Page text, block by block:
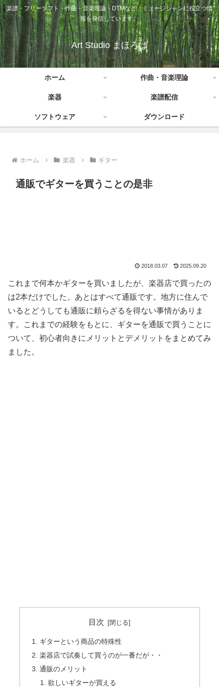
楽譜・フリーソフト・作曲・音楽理論・DTMなど、ミュージシャンに役立つ情
報を発信しています。
Art Studio まほろば
ホーム 作曲・音楽理論
楽器 楽譜配信
ソフトウェア ダウンロード
ホーム 楽器 ギター
通販でギターを買うことの是非
2018.03.07 2025.09.20
これまで何本かギターを買いましたが、楽器店で買ったの
は2本だけでした。あとはすべて通販です。地方に住んで
いるとどうしても通販に頼らざるを得ない事情がありま
す。これまでの経験をもとに、ギターを通販で買うことに
ついて、初心者向きにメリットとデメリットをまとめてみ
ました。
目次
ギターという商品の特殊性
楽器店で試奏して買うのが一番だが・・
通販のメリット
欲しいギターが買える